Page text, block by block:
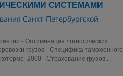
СИСТЕМАМИ
Санкт-Петербургской
- Оптимизация логистических
грузов - Специфика таможенного
- Страхование грузов...